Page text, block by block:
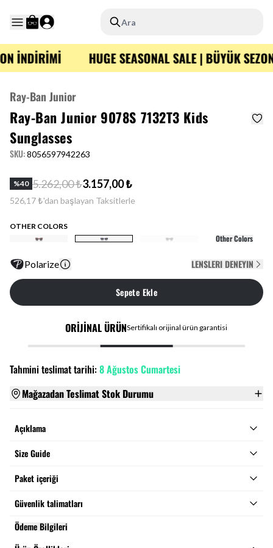
Ara
İNDİRİMİ HUGE SEASONAL SALE | BÜYÜK
Ray-Ban Junior
Ray-Ban Junior 9078S 7132T3 Kids
Sunglasses
SKU:8056597942263
%40 5.262,00 ₺3.157,00 ₺
526,17 ₺'dan başlayan Taksitlerle
OTHER COLORS
Other Colors
Polarize LENSLERI DENEYIN
Sepete Ekle
ORİJİNAL ÜRÜNSertifikalı orijinal ürün garantisi
Tahmini teslimat tarihi:8 Ağustos Cumartesi
Mağazadan Teslimat Stok Durumu
Açıklama
Size Guide
Paket içeriği
Güvenlik talimatları
Ödeme Bilgileri